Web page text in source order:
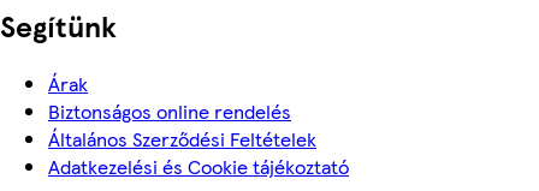
Segítünk
Árak
Biztonságos online rendelés
Általános Szerződési Feltételek
Adatkezelési és Cookie tájékoztató